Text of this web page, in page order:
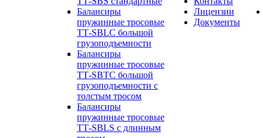
Балансиры
пружинные тросовые
ТТ-SBLC большой
грузоподъемности
Балансиры
пружинные тросовые
ТТ-SBTC большой
грузоподъемности с
толстым тросом
Балансиры
пружинные тросовые
ТТ-SBLS с длинным
Лицензии
Документы